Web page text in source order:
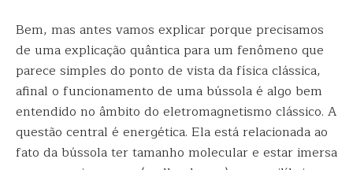
Bem, mas antes vamos explicar porque precisamos
de uma explicação quântica para um fenômeno que
parece simples do ponto de vista da física clássica,
afinal o funcionamento de uma bússola é algo bem
entendido no âmbito do eletromagnetismo clássico. A
questão central é energética. Ela está relacionada ao
fato da bússola ter tamanho molecular e estar imersa